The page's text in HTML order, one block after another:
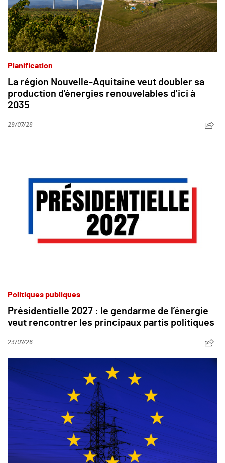
Planification
La région Nouvelle-Aquitaine veut doubler sa
production d’énergies renouvelables d’ici à
2035
29/07/26
Politiques publiques
Présidentielle 2027 : le gendarme de l’énergie
veut rencontrer les principaux partis politiques
23/07/26